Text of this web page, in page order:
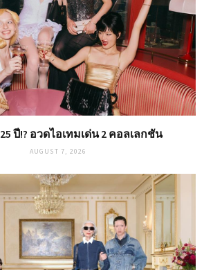
ปี!? อวดไอเทมเด่น 2 คอลเลกชัน
AUGUST 7, 2026